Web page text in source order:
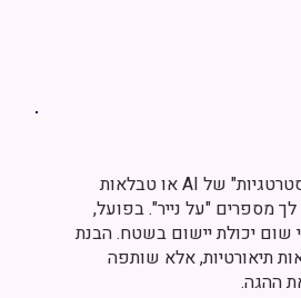
כבר ניסית "מחוללי אסטרטגיות" של AI או טבלאות
מספרים "על נייר". בפועל,
שום יכולת יישום בשטח. הבנת
תיאורטיות, אלא שותפה
ההגה.